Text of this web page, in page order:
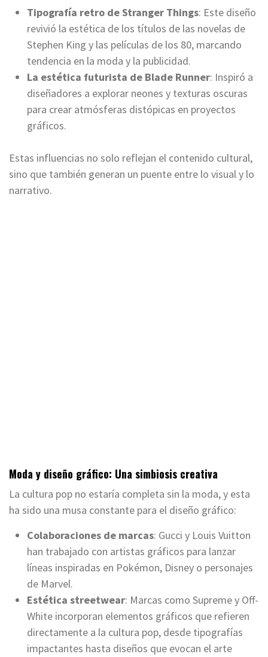
Tipografía retro de Stranger Things: Este diseño
revivió la estética de los títulos de las novelas de
Stephen King y las películas de los 80, marcando
tendencia en la moda y la publicidad.
La estética futurista de Blade Runner: Inspiró a
diseñadores a explorar neones y texturas oscuras
para crear atmósferas distópicas en proyectos
gráficos.
Estas influencias no solo reflejan el contenido cultural,
sino que también generan un puente entre lo visual y lo
narrativo.
Moda y diseño gráfico: Una simbiosis creativa
La cultura pop no estaría completa sin la moda, y esta
ha sido una musa constante para el diseño gráfico:
Colaboraciones de marcas: Gucci y Louis Vuitton
han trabajado con artistas gráficos para lanzar
líneas inspiradas en Pokémon, Disney o personajes
de Marvel.
Estética streetwear: Marcas como Supreme y Off-
White incorporan elementos gráficos que refieren
directamente a la cultura pop, desde tipografías
impactantes hasta diseños que evocan el arte